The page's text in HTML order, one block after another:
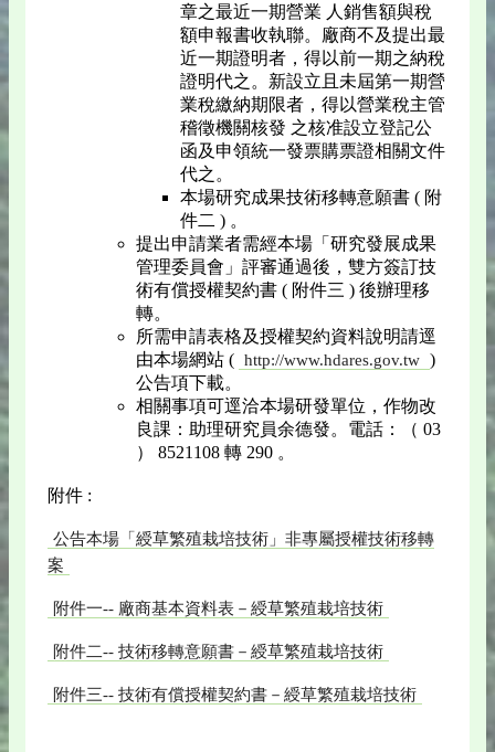
章之最近一期營業 人銷售額與稅
額申報書收執聯。廠商不及提出最
近一期證明者，得以前一期之納稅
證明代之。新設立且未屆第一期營
業稅繳納期限者，得以營業稅主管
稽徵機關核發 之核准設立登記公
函及申領統一發票購票證相關文件
代之。
本場研究成果技術移轉意願書 ( 附
件二 ) 。
提出申請業者需經本場「研究發展成果
管理委員會」評審通過後，雙方簽訂技
術有償授權契約書 ( 附件三 ) 後辦理移
轉。
所需申請表格及授權契約資料說明請逕
由本場網站 ( http://www.hdares.gov.tw )
公告項下載。
相關事項可逕洽本場研發單位，作物改
良課：助理研究員余德發。電話：（ 03
） 8521108 轉 290 。
附件 :
公告本場「綬草繁殖栽培技術」非專屬授權技術移轉
案
附件一-- 廠商基本資料表－綬草繁殖栽培技術
附件二-- 技術移轉意願書－綬草繁殖栽培技術
附件三-- 技術有償授權契約書－綬草繁殖栽培技術